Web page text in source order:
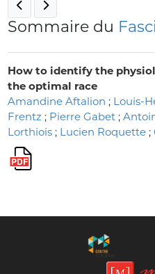
Sommaire du
How to identify the
the optimal race
Amandine Aftalion ; Louis-
Frentz ; Pierre Gabet ;
Lorthiois ; Lucien Roquette ;